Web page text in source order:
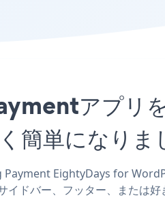
アプリ
簡単になりま
Payment EightyDays for
ドバー、フッター、または好